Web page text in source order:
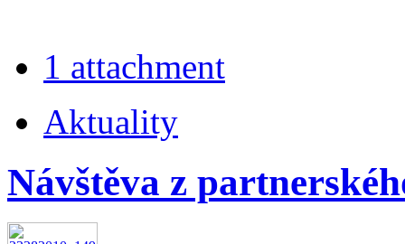
1 attachment
Aktuality
Návštěva z